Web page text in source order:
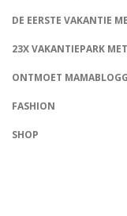
DE EERSTE VAKANTIE
23X VAKANTIEPARK
ONTMOET
FASHION
SHOP